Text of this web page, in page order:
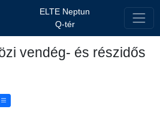
ELTE Neptun
Q-tér
vendég- és részidős